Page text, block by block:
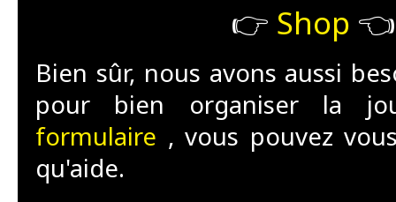
👉 Shop 👈
Bien sûr, nous avons aussi
pour bien organiser la
formulaire , vous pouvez
qu'aide.